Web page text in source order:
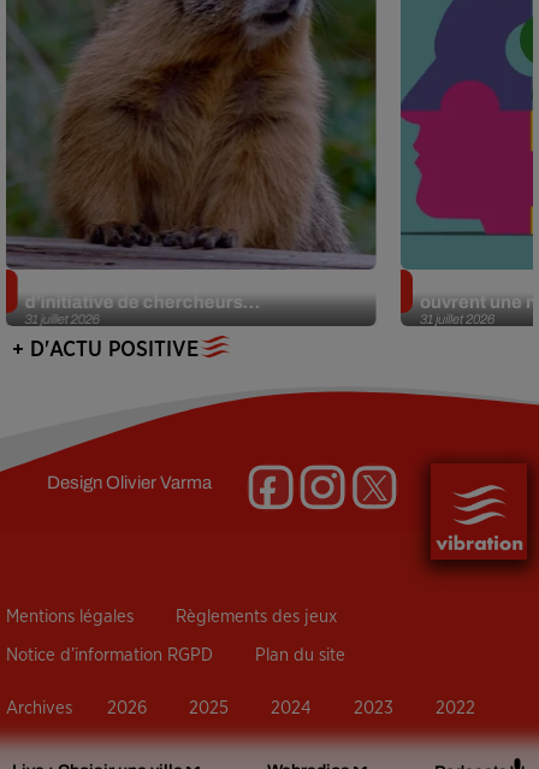
31 juillet 2026
d’initiative de chercheurs...
31 juillet 2026
ouvrent une
+ D'ACTU POSITIVE
DesignOlivier Varma
Mentions légales Règlements des jeux
Notice d’information RGPD Plan du site
Archives 2026 2025 2024 2023 2022